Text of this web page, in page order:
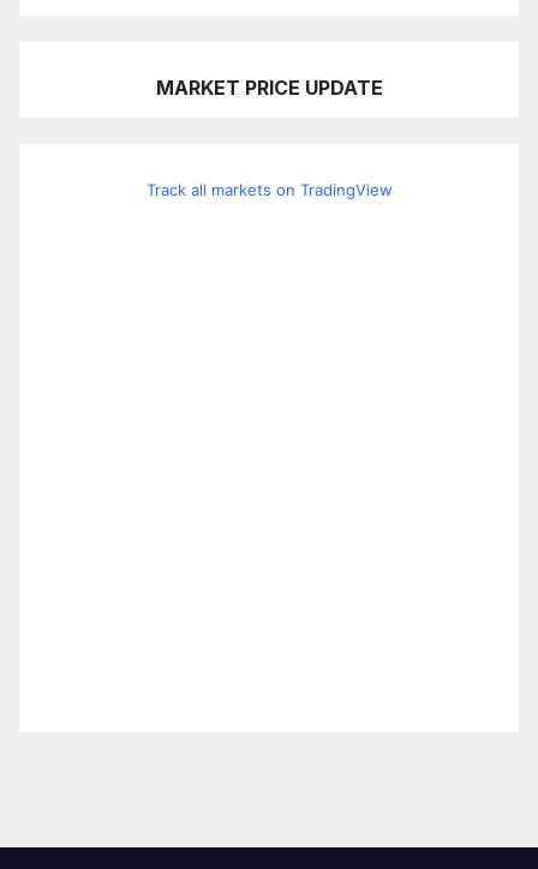
MARKET PRICE UPDATE
Track all markets on TradingView